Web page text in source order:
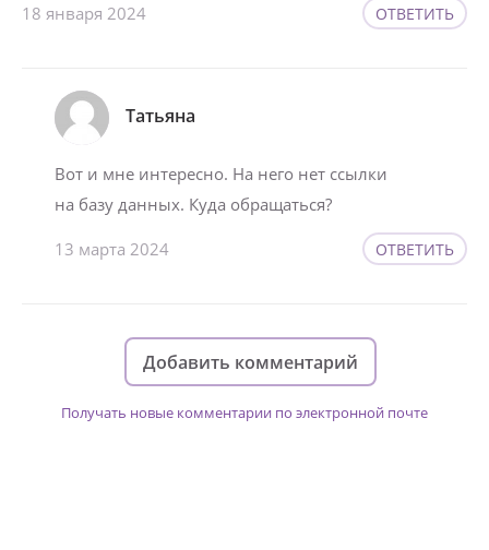
18 января 2024 ОТВЕТИТЬ
Татьяна
Вот и мне интересно. На него нет ссылки
на базу данных. Куда обращаться?
13 марта 2024 ОТВЕТИТЬ
Добавить комментарий
Получать новые комментарии по электронной почте